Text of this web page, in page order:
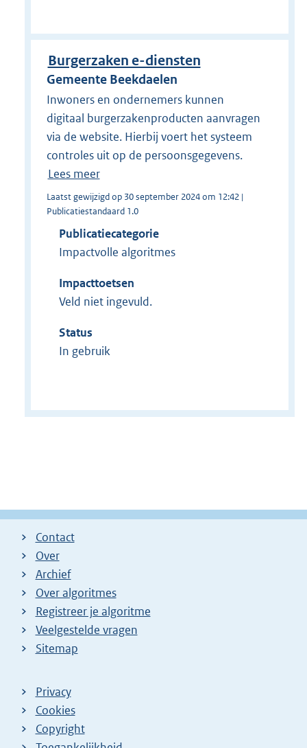
Burgerzaken e-diensten
Gemeente Beekdaelen
Inwoners en ondernemers kunnen
digitaal burgerzakenproducten aanvragen
via de website. Hierbij voert het systeem
controles uit op de persoonsgegevens.
Lees meer
Laatst gewijzigd op 30 september 2024 om 12:42 |
Publicatiestandaard 1.0
Publicatiecategorie
Impactvolle algoritmes
Impacttoetsen
Veld niet ingevuld.
Status
In gebruik
Contact
Over
Archief
Over algoritmes
Registreer je algoritme
Veelgestelde vragen
Sitemap
Privacy
Cookies
Copyright